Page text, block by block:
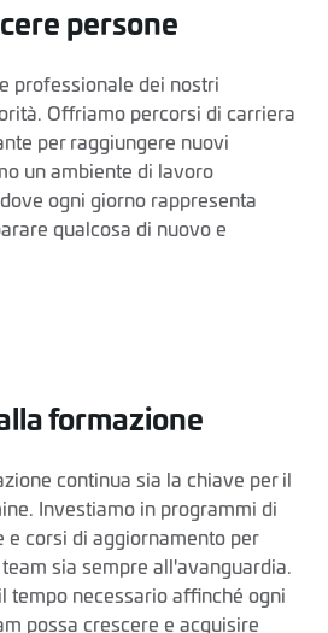
persone
professionale dei nostri
Offriamo percorsi di carriera
per raggiungere nuovi
un ambiente di lavoro
ogni giorno rappresenta
qualcosa di nuovo e
formazione
continua sia la chiave per il
Investiamo in programmi di
e corsi di aggiornamento per
sia sempre all'avanguardia.
tempo necessario affinché ogni
possa crescere e acquisire